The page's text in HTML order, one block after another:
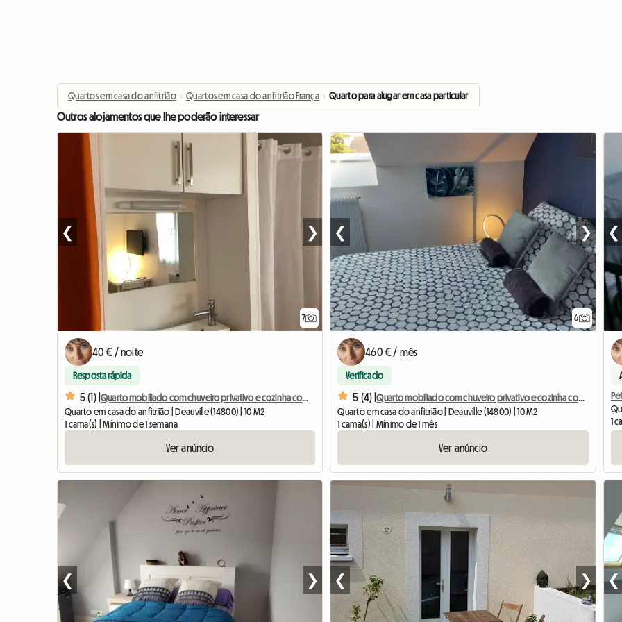
Quartos em casa do anfitrião › Quartos em casa do anfitrião França › Quarto para alugar em casa particular
Outros alojamentos que lhe poderão interessar
7
❮ ❯
40 € / noite
Resposta rápida
5 (1) |
Quarto mobiliado com chuveiro privativo e cozinha compacta.
Quarto em casa do anfitrião | Deauville (14800) | 10 M2
1 cama(s) | Mínimo de 1 semana
Ver anúncio
6
❮ ❯
460 € / mês
Verificado
5 (4) |
Quarto mobiliado com chuveiro privativo e cozinha compacta.
Quarto em casa do anfitrião | Deauville (14800) | 10 M2
1 cama(s) | Mínimo de 1 mês
Ver anúncio
❮
1
❮ ❯ ❮ ❯ ❮